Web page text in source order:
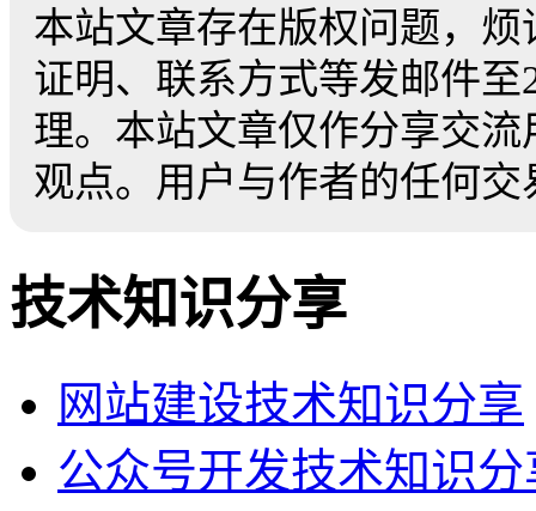
本站文章存在版权问题，
证明、联系方式等发邮件至
理。本站文章仅作分享交
观点。用户与作者的任何
技术知识分享
网站建设技术知识分享
公众号开发技术知识分